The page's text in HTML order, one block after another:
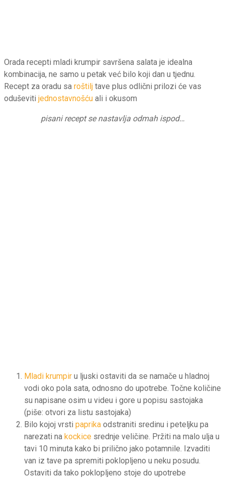
Orada recepti mladi krumpir savršena salata je idealna
kombinacija, ne samo u petak već bilo koji dan u tjednu.
Recept za oradu sa roštilj tave plus odlični prilozi će vas
oduševiti jednostavnošću ali i okusom
pisani recept se nastavlja odmah ispod…
Mladi krumpir u ljuski ostaviti da se namače u hladnoj
vodi oko pola sata, odnosno do upotrebe. Točne količine
su napisane osim u videu i gore u popisu sastojaka
(piše: otvori za listu sastojaka)
Bilo kojoj vrsti paprika odstraniti sredinu i peteljku pa
narezati na kockice srednje veličine. Pržiti na malo ulja u
tavi 10 minuta kako bi prilično jako potamnile. Izvaditi
van iz tave pa spremiti poklopljeno u neku posudu.
Ostaviti da tako poklopljeno stoje do upotrebe